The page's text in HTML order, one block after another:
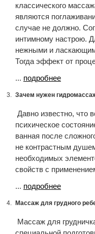
классического
являются
случае не должно.
интимному настрою.
нежными и
Тогда эффект от
... подробнее
3. Зачем нужен
Давно известно, что
психическое
ванная после
не контрастным
необходимых
свойств с
... подробнее
4. Массаж для грудного
Массаж для